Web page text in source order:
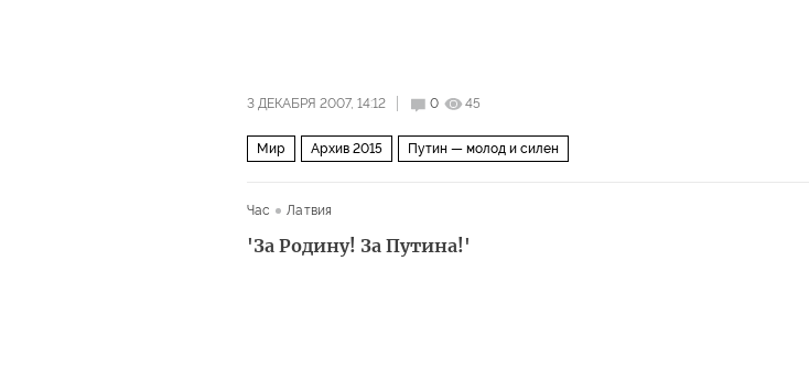
3 ДЕКАБРЯ 2007, 14:12 0 45
Мир Архив 2015 Путин — молод и силен
Час Латвия
'За Родину! За Путина!'